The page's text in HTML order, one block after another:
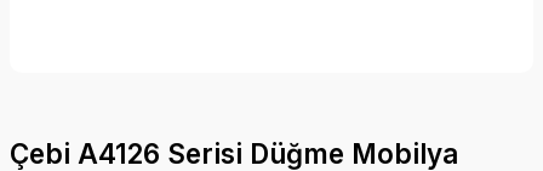
Çebi A4126 Serisi Düğme Mobilya